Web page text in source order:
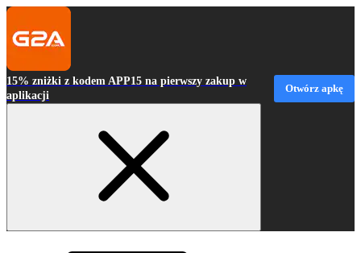
15% zniżki z kodem APP15 na pierwszy zakup w
aplikacji
Otwórz apkę